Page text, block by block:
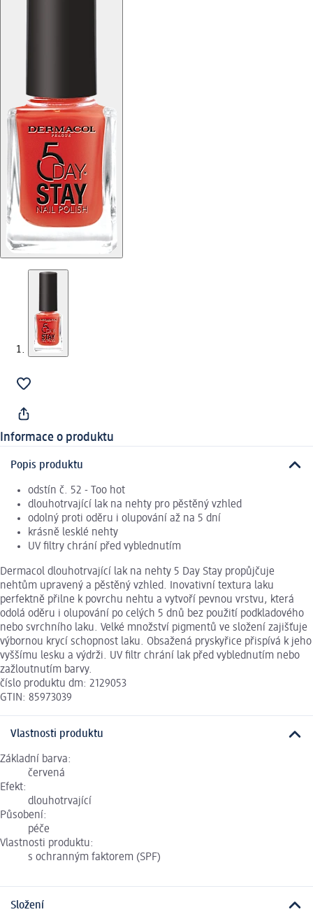
Informace o produktu
Popis produktu
odstín č. 52 - Too hot
dlouhotrvající lak na nehty pro pěstěný vzhled
odolný proti oděru i olupování až na 5 dní
krásně lesklé nehty
UV filtry chrání před vyblednutím
Dermacol dlouhotrvající lak na nehty 5 Day Stay propůjčuje
nehtům upravený a pěstěný vzhled. Inovativní textura laku
perfektně přilne k povrchu nehtu a vytvoří pevnou vrstvu, která
odolá oděru i olupování po celých 5 dnů bez použití podkladového
nebo svrchního laku. Velké množství pigmentů ve složení zajišťuje
výbornou krycí schopnost laku. Obsažená pryskyřice přispívá k jeho
vyššímu lesku a výdrži. UV filtr chrání lak před vyblednutím nebo
zažloutnutím barvy.
číslo produktu dm: 2129053
GTIN: 85973039
Vlastnosti produktu
Základní barva:
červená
Efekt:
dlouhotrvající
Působení:
péče
Vlastnosti produktu:
s ochranným faktorem (SPF)
Složení